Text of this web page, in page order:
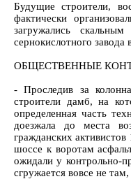
Будущие строители,
фактически
загружались
сернокислотного
ОБЩЕСТВЕННЫЕ
- Проследив за
строители дамб, на
определенная часть
доезжала до места
гражданских
шоссе к воротам
ожидали у контрольно-
сгружается вовсе не